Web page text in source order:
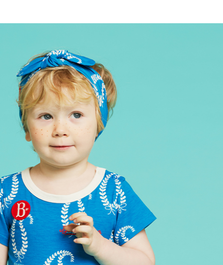
장바구니 쿠폰
가능 쿠폰
습니다.
품이에요